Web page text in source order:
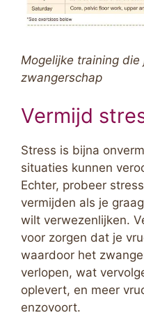
Mogelijke training
zwangerschap
Vermijd
Stress is bijna
situaties kunnen
Echter, probeer
vermijden als je
wilt verwezenlijken.
voor zorgen dat je
waardoor het
verlopen, wat
oplevert, en meer
enzovoort.